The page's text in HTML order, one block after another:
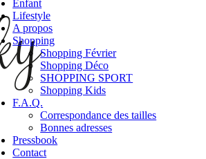
Enfant
Lifestyle
A propos
Shopping
Shopping Février
Shopping Déco
SHOPPING SPORT
Shopping Kids
F.A.Q.
Correspondance des tailles
Bonnes adresses
Pressbook
Contact